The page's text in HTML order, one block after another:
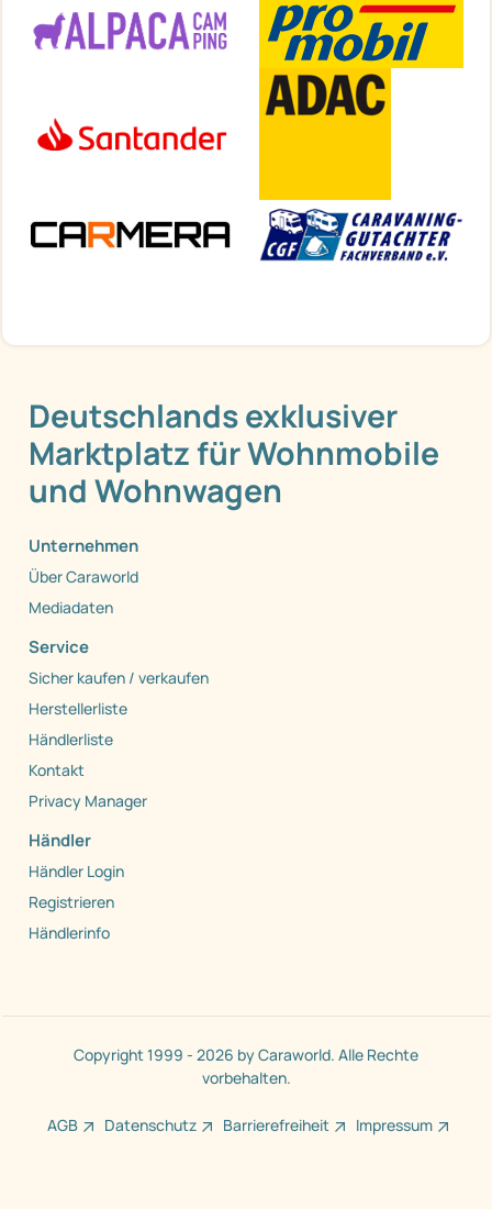
Deutschlands exklusiver
Marktplatz für Wohnmobile
und Wohnwagen
Unternehmen
Über Caraworld
Mediadaten
Service
Sicher kaufen / verkaufen
Herstellerliste
Händlerliste
Kontakt
Privacy Manager
Händler
Händler Login
Registrieren
Händlerinfo
Copyright 1999 - 2026 by Caraworld. Alle Rechte
vorbehalten.
AGB Datenschutz Barrierefreiheit Impressum